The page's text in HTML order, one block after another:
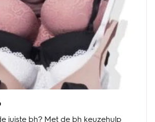
juiste bh? Met de bh keuzehulp